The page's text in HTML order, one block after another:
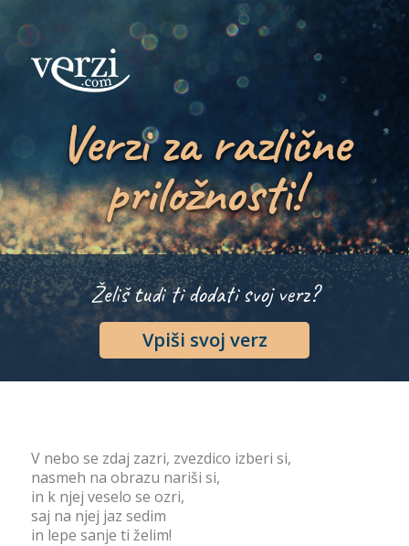
Verzi za različne
priložnosti!
Želiš tudi ti dodati svoj verz?
Vpiši svoj verz
V nebo se zdaj zazri, zvezdico izberi si,
nasmeh na obrazu nariši si,
in k njej veselo se ozri,
saj na njej jaz sedim
in lepe sanje ti želim!